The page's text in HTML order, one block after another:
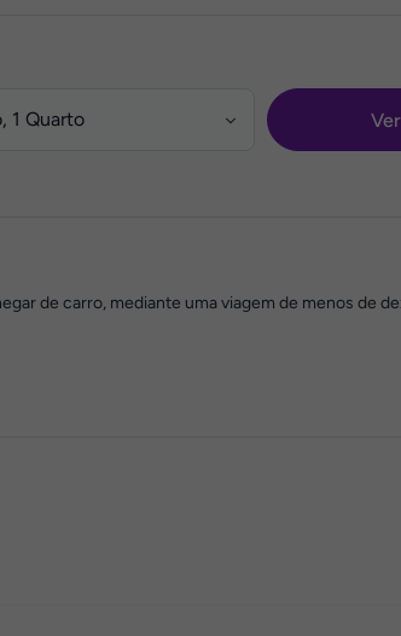
de carro, mediante uma viagem de menos de